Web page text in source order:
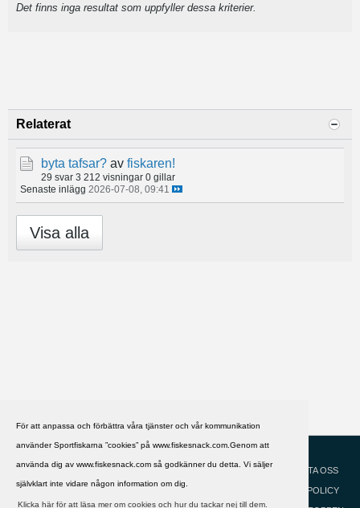
För att anpassa och förbättra våra tjänster och vår kommunikation
använder Sportfiskarna ”cookies” på www.fiskesnack.com.Genom att
använda dig av www.fiskesnack.com så godkänner du detta. Vi säljer
självklart inte vidare någon information om dig.
Klicka här för att läsa mer om cookies och hur du tackar nej till dem.
Det finns inga resultat som uppfyller dessa kriterier.
Relaterat
byta tafsar? av fiskaren!
29 svar 3 212 visningar 0 gillar
Senaste inlägg 2026-07-08, 09:41
Visa alla
HJÄLP
KONTAKTA OSS
COOKIEPOLICY